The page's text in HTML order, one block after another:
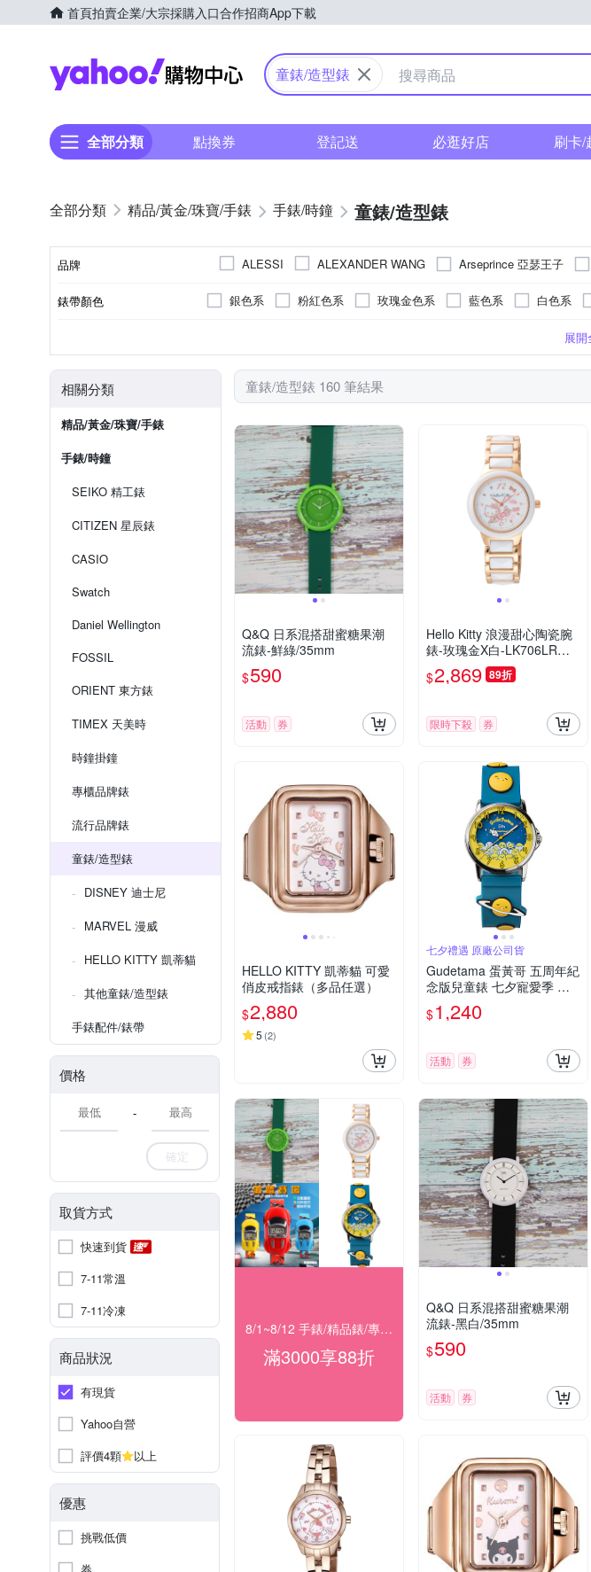
首頁拍賣企業/大宗採購入口合作招商App下載
Yahoo購物中心
童錶/造型錶
全部分類 點換券 登記送 必逛好店 刷卡/
精品/黃金/珠寶/手錶 手錶/時鐘 童錶/造型錶
品牌 ALESSI ALEXANDER WANG Arseprince 亞瑟王子
SKMEI 時刻美
其他品牌
錶帶顏色 銀色系 粉紅色系 玫瑰金色系 藍色系 白色系
橡膠/塑膠/矽膠/樹脂錶帶藍寶
無
展
相關分類
精品/黃金/珠寶/手錶
手錶/時鐘
SEIKO 精工錶
CITIZEN 星辰錶
CASIO
Swatch
Daniel Wellington
FOSSIL
ORIENT 東方錶
TIMEX 天美時
時鐘掛鐘
專櫃品牌錶
流行品牌錶
童錶/造型錶
DISNEY 迪士尼
MARVEL 漫威
HELLO KITTY 凱蒂貓
其他童錶/造型錶
手錶配件/錶帶
價格
-
確定
取貨方式
快速到貨
7-11常溫
7-11冷凍
商品狀況
有現貨
Yahoo自營
評價4顆
以上
優惠
挑戰低價
童錶/造型錶 160 筆結果
Q&Q 日系混搭甜蜜糖果潮
流錶-鮮綠/35mm
$590
活動 券
Hello Kitty 浪漫甜心陶瓷腕
錶-玫瑰金X白-LK706LRWW
-32mm
$2,869 89折
限時下殺 券
HELLO KITTY 凱蒂貓 可愛
俏皮戒指錶（多品任選）
$2,880
5 (2)
七夕禮遇 原廠公司貨
Gudetama 蛋黃哥 五周年紀
念版兒童錶 七夕寵愛季 送
禮推薦-32mm
$1,240
活動 券
8/1~8/12 手錶/精品錶/專櫃飾品 指定商品滿$3000享88折
滿3000享88折
Q&Q 日系混搭甜蜜糖果潮
流錶-黑白/35mm
$590
活動 券